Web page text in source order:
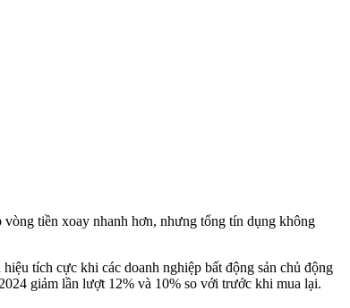
vòng tiền xoay nhanh hơn, nhưng tổng tín dụng không
tích cực khi các doanh nghiệp bất động sản chủ động
giảm lần lượt 12% và 10% so với trước khi mua lại.